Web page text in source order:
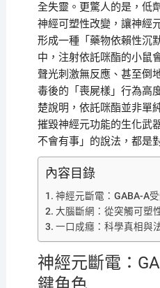
全失靈。更驚人的是，低
神經可塑性改變，讓神經
形成一種「藥物依賴性沉
中，注射依託咪酯的小鼠
聲光刺激無反應、甚至倒
毒後的「喪屍樣」行為高
楚說明，依託咪酯並非單
摧毀神經元功能的生化武
不會有事」的說法，都是
內容目錄
神經元斷電：GABA-A
大腦斷網：從突觸可塑
一口成癮：科學真相與
神經元斷電：